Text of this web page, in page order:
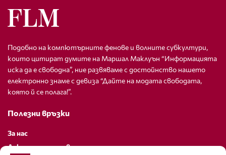
Подобно на компютърните фенове и волните субкултури,
които цитират думите на Маршал Маклуън “Информацията
иска да е свободна”, ние развяваме с достойнство нашето
електронно знаме с девиза “Дайте на модата свободата,
която й се полага!”.
Полезни връзки
За нас
Декларация за поверителност